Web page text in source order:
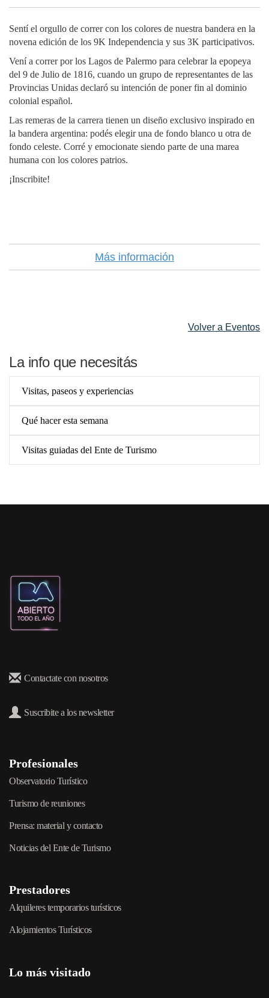
Sentí el orgullo de correr con los colores de nuestra bandera en la
novena edición de los 9K Independencia y sus 3K participativos.
Vení a correr por los Lagos de Palermo para celebrar la epopeya
del 9 de Julio de 1816, cuando un grupo de representantes de las
Provincias Unidas declaró su intención de poner fin al dominio
colonial español.
Las remeras de la carrera tienen un diseño exclusivo inspirado en
la bandera argentina: podés elegir una de fondo blanco u otra de
fondo celeste. Corré y emocionate siendo parte de una marea
humana con los colores patrios.
¡Inscribite!
Más información
Volver a Eventos
La info que necesitás
Visitas, paseos y experiencias
Qué hacer esta semana
Visitas guiadas del Ente de Turismo
Contactate con nosotros
Suscribite a los newsletter
Profesionales
Observatorio Turístico
Turismo de reuniones
Prensa: material y contacto
Noticias del Ente de Turismo
Prestadores
Alquileres temporarios turísticos
Alojamientos Turísticos
Lo más visitado